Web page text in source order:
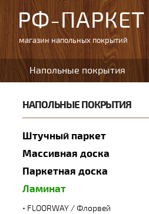
РФ-ПАРКЕТ
магазин напольных покрытий
Напольные покрытия
НАПОЛЬНЫЕ ПОКРЫТИЯ
Штучный паркет
Массивная доска
Паркетная доска
Ламинат
FLOORWAY / Флорвей